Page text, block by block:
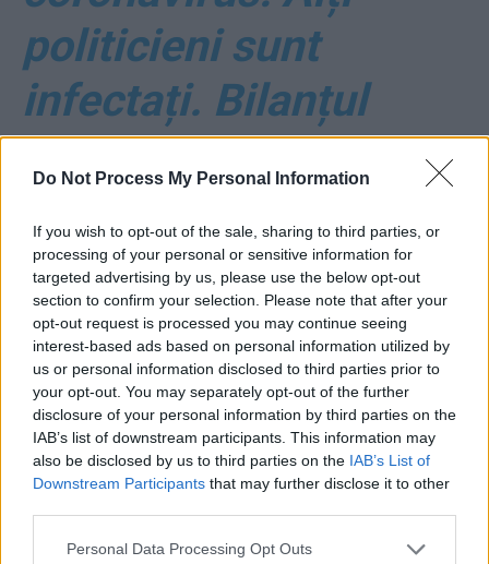
Do Not Process My Personal Information
If you wish to opt-out of the sale, sharing to third parties, or
processing of your personal or sensitive information for
targeted advertising by us, please use the below opt-out
section to confirm your selection. Please note that after your
opt-out request is processed you may continue seeing
interest-based ads based on personal information utilized by
us or personal information disclosed to third parties prior to
your opt-out. You may separately opt-out of the further
disclosure of your personal information by third parties on the
IAB’s list of downstream participants. This information may
also be disclosed by us to third parties on the IAB’s List of
Downstream Participants that may further disclose it to other
Personal Data Processing Opt Outs
politicieni sunt
infectați. Bilanțul
mondial: 3.491 de
bolnavi
*Cucoș – pensionar
de lux, din motive
medicale, la 45 de
ani! El ne-a gazat și
tot el s-a îmbolnăvit!